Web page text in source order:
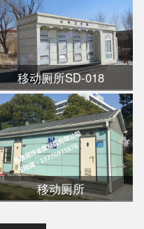
移动厕所SD-018
移动厕所